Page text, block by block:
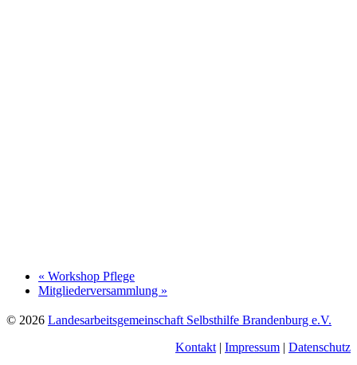
« Workshop Pflege
Mitgliederversammlung »
Footer
© 2026 Landesarbeitsgemeinschaft Selbsthilfe Brandenburg e.V.
Kontakt | Impressum | Datenschutz